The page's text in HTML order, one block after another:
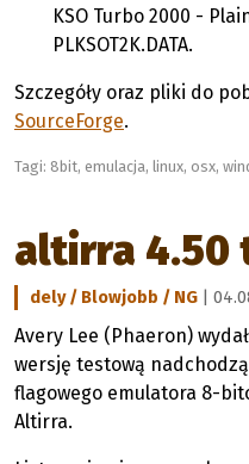
KSO Turbo 2000 -
PLKSOT2K.DATA.
Szczegóły oraz pliki do
SourceForge.
Tagi: 8bit, emulacja, linux, osx,
altirra 4.50
dely / Blowjobb / NG |
Avery Lee (Phaeron)
wersję testową
flagowego emulatora 8-
Altirra.